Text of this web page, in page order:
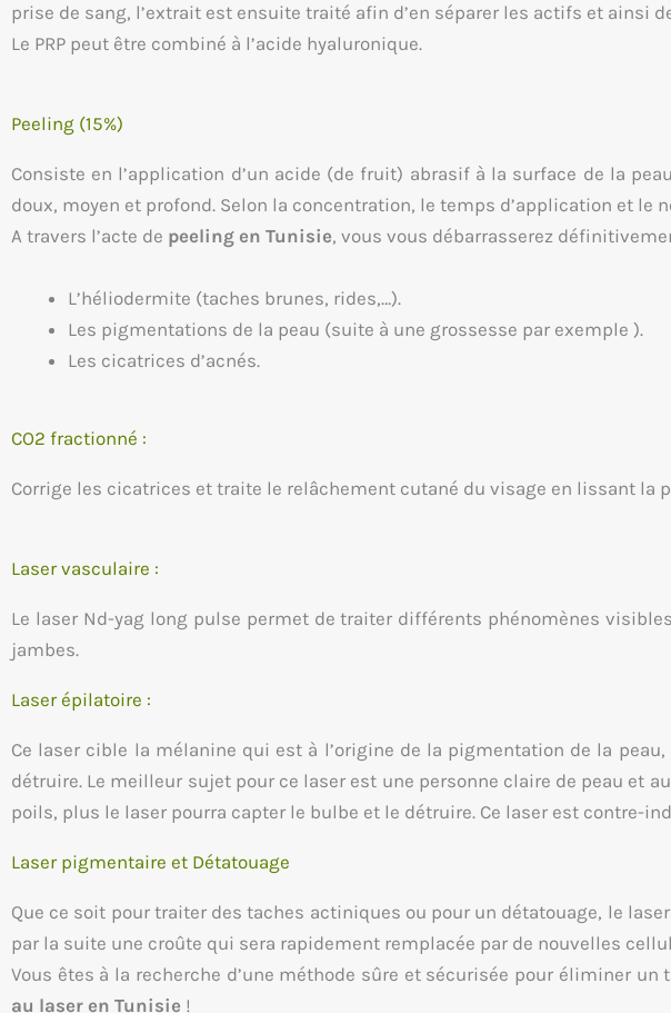
prise de sang, l’extrait est ensuite traité afin d’en séparer les actifs et ainsi
Le PRP peut être combiné à l’acide hyaluronique.
Peeling (15%)
Consiste en l’application d’un acide (de fruit) abrasif à la surface de la
doux, moyen et profond. Selon la concentration, le temps d’application et le
A travers l’acte de peeling en Tunisie, vous vous débarrasserez
L’héliodermite (taches brunes, rides,…).
Les pigmentations de la peau (suite à une grossesse par exemple ).
Les cicatrices d’acnés.
CO2 fractionné :
Corrige les cicatrices et traite le relâchement cutané du visage en lissant la
Laser vasculaire :
Le laser Nd-yag long pulse permet de traiter différents phénomènes
jambes.
Laser épilatoire :
Ce laser cible la mélanine qui est à l’origine de la pigmentation de la
détruire. Le meilleur sujet pour ce laser est une personne claire de peau et
poils, plus le laser pourra capter le bulbe et le détruire. Ce laser est contre-
Laser pigmentaire et Détatouage
Que ce soit pour traiter des taches actiniques ou pour un détatouage, le
par la suite une croûte qui sera rapidement remplacée par de nouvelles
Vous êtes à la recherche d’une méthode sûre et sécurisée pour éliminer
au laser en Tunisie !